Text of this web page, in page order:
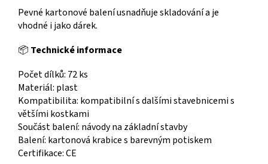
Pevné kartonové balení usnadňuje skladování a je
vhodné i jako dárek.
📦 Technické informace
Počet dílků: 72 ks
Materiál: plast
Kompatibilita: kompatibilní s dalšími stavebnicemi s
většími kostkami
Součást balení: návody na základní stavby
Balení: kartonová krabice s barevným potiskem
Certifikace: CE